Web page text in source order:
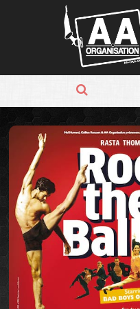
Panneau de gestion des cookies